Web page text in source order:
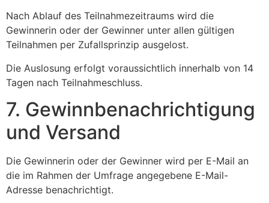
Nach Ablauf des Teilnahmezeitraums wird die
Gewinnerin oder der Gewinner unter allen gültigen
Teilnahmen per Zufallsprinzip ausgelost.
Die Auslosung erfolgt voraussichtlich innerhalb von 14
Tagen nach Teilnahmeschluss.
7. Gewinnbenachrichtigung
und Versand
Die Gewinnerin oder der Gewinner wird per E-Mail an
die im Rahmen der Umfrage angegebene E-Mail-
Adresse benachrichtigt.